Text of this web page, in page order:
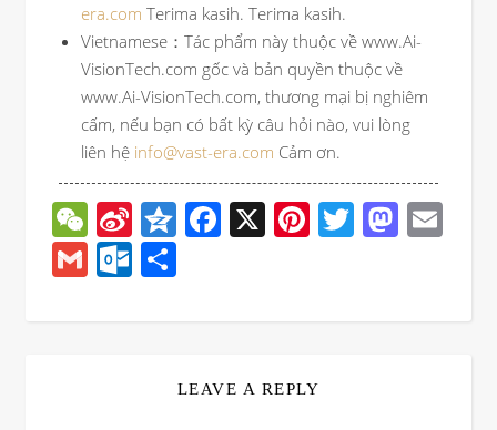
era.com Terima kasih. Terima kasih.
Vietnamese：Tác phẩm này thuộc về www.Ai-
VisionTech.com gốc và bản quyền thuộc về
www.Ai-VisionTech.com, thương mại bị nghiêm
cấm, nếu bạn có bất kỳ câu hỏi nào, vui lòng
liên hệ info@vast-era.com Cảm ơn.
WeChat
Sina
Weibo
Qzone
Facebook
X Pinterest
Twitter
GmailOutlook.com
LEAVE A REPLY